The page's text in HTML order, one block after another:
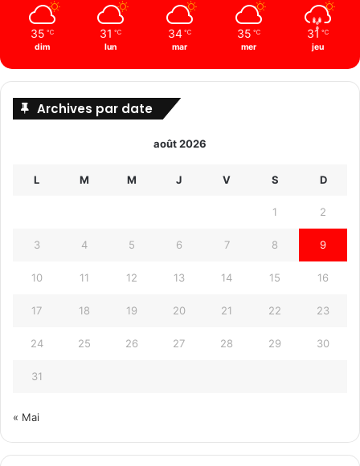
35 ℃
dim
31 ℃
lun
34 ℃
mar
35 ℃
mer
31 ℃
jeu
Archives par date
août 2026
L M M J V S D
1 2
3 4 5 6 7 8 9
10 11 12 13 14 15 16
17 18 19 20 21 22 23
24 25 26 27 28 29 30
31
« Mai